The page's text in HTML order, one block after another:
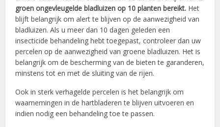
groen ongevleugelde bladluizen op 10 planten bereikt. Het
blijft belangrijk om alert te blijven op de aanwezigheid van
bladluizen. Als u meer dan 10 dagen geleden een
insecticide behandeling hebt toegepast, controleer dan uw
percelen op de aanwezigheid van groene bladluizen. Het is
belangrijk om de bescherming van de bieten te garanderen,
minstens tot en met de sluiting van de rijen.
Ook in sterk verhagelde percelen is het belangrijk om
waarnemingen in de hartbladeren te blijven uitvoeren en
indien nodig een behandeling toe te passen.